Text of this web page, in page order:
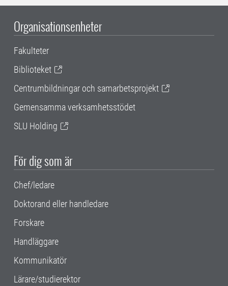
Organisationsenheter
Fakulteter
Biblioteket
Centrumbildningar och samarbetsprojekt
Gemensamma verksamhetsstödet
SLU Holding
För dig som är
Chef/ledare
Doktorand eller handledare
Forskare
Handläggare
Kommunikatör
Lärare/studierektor